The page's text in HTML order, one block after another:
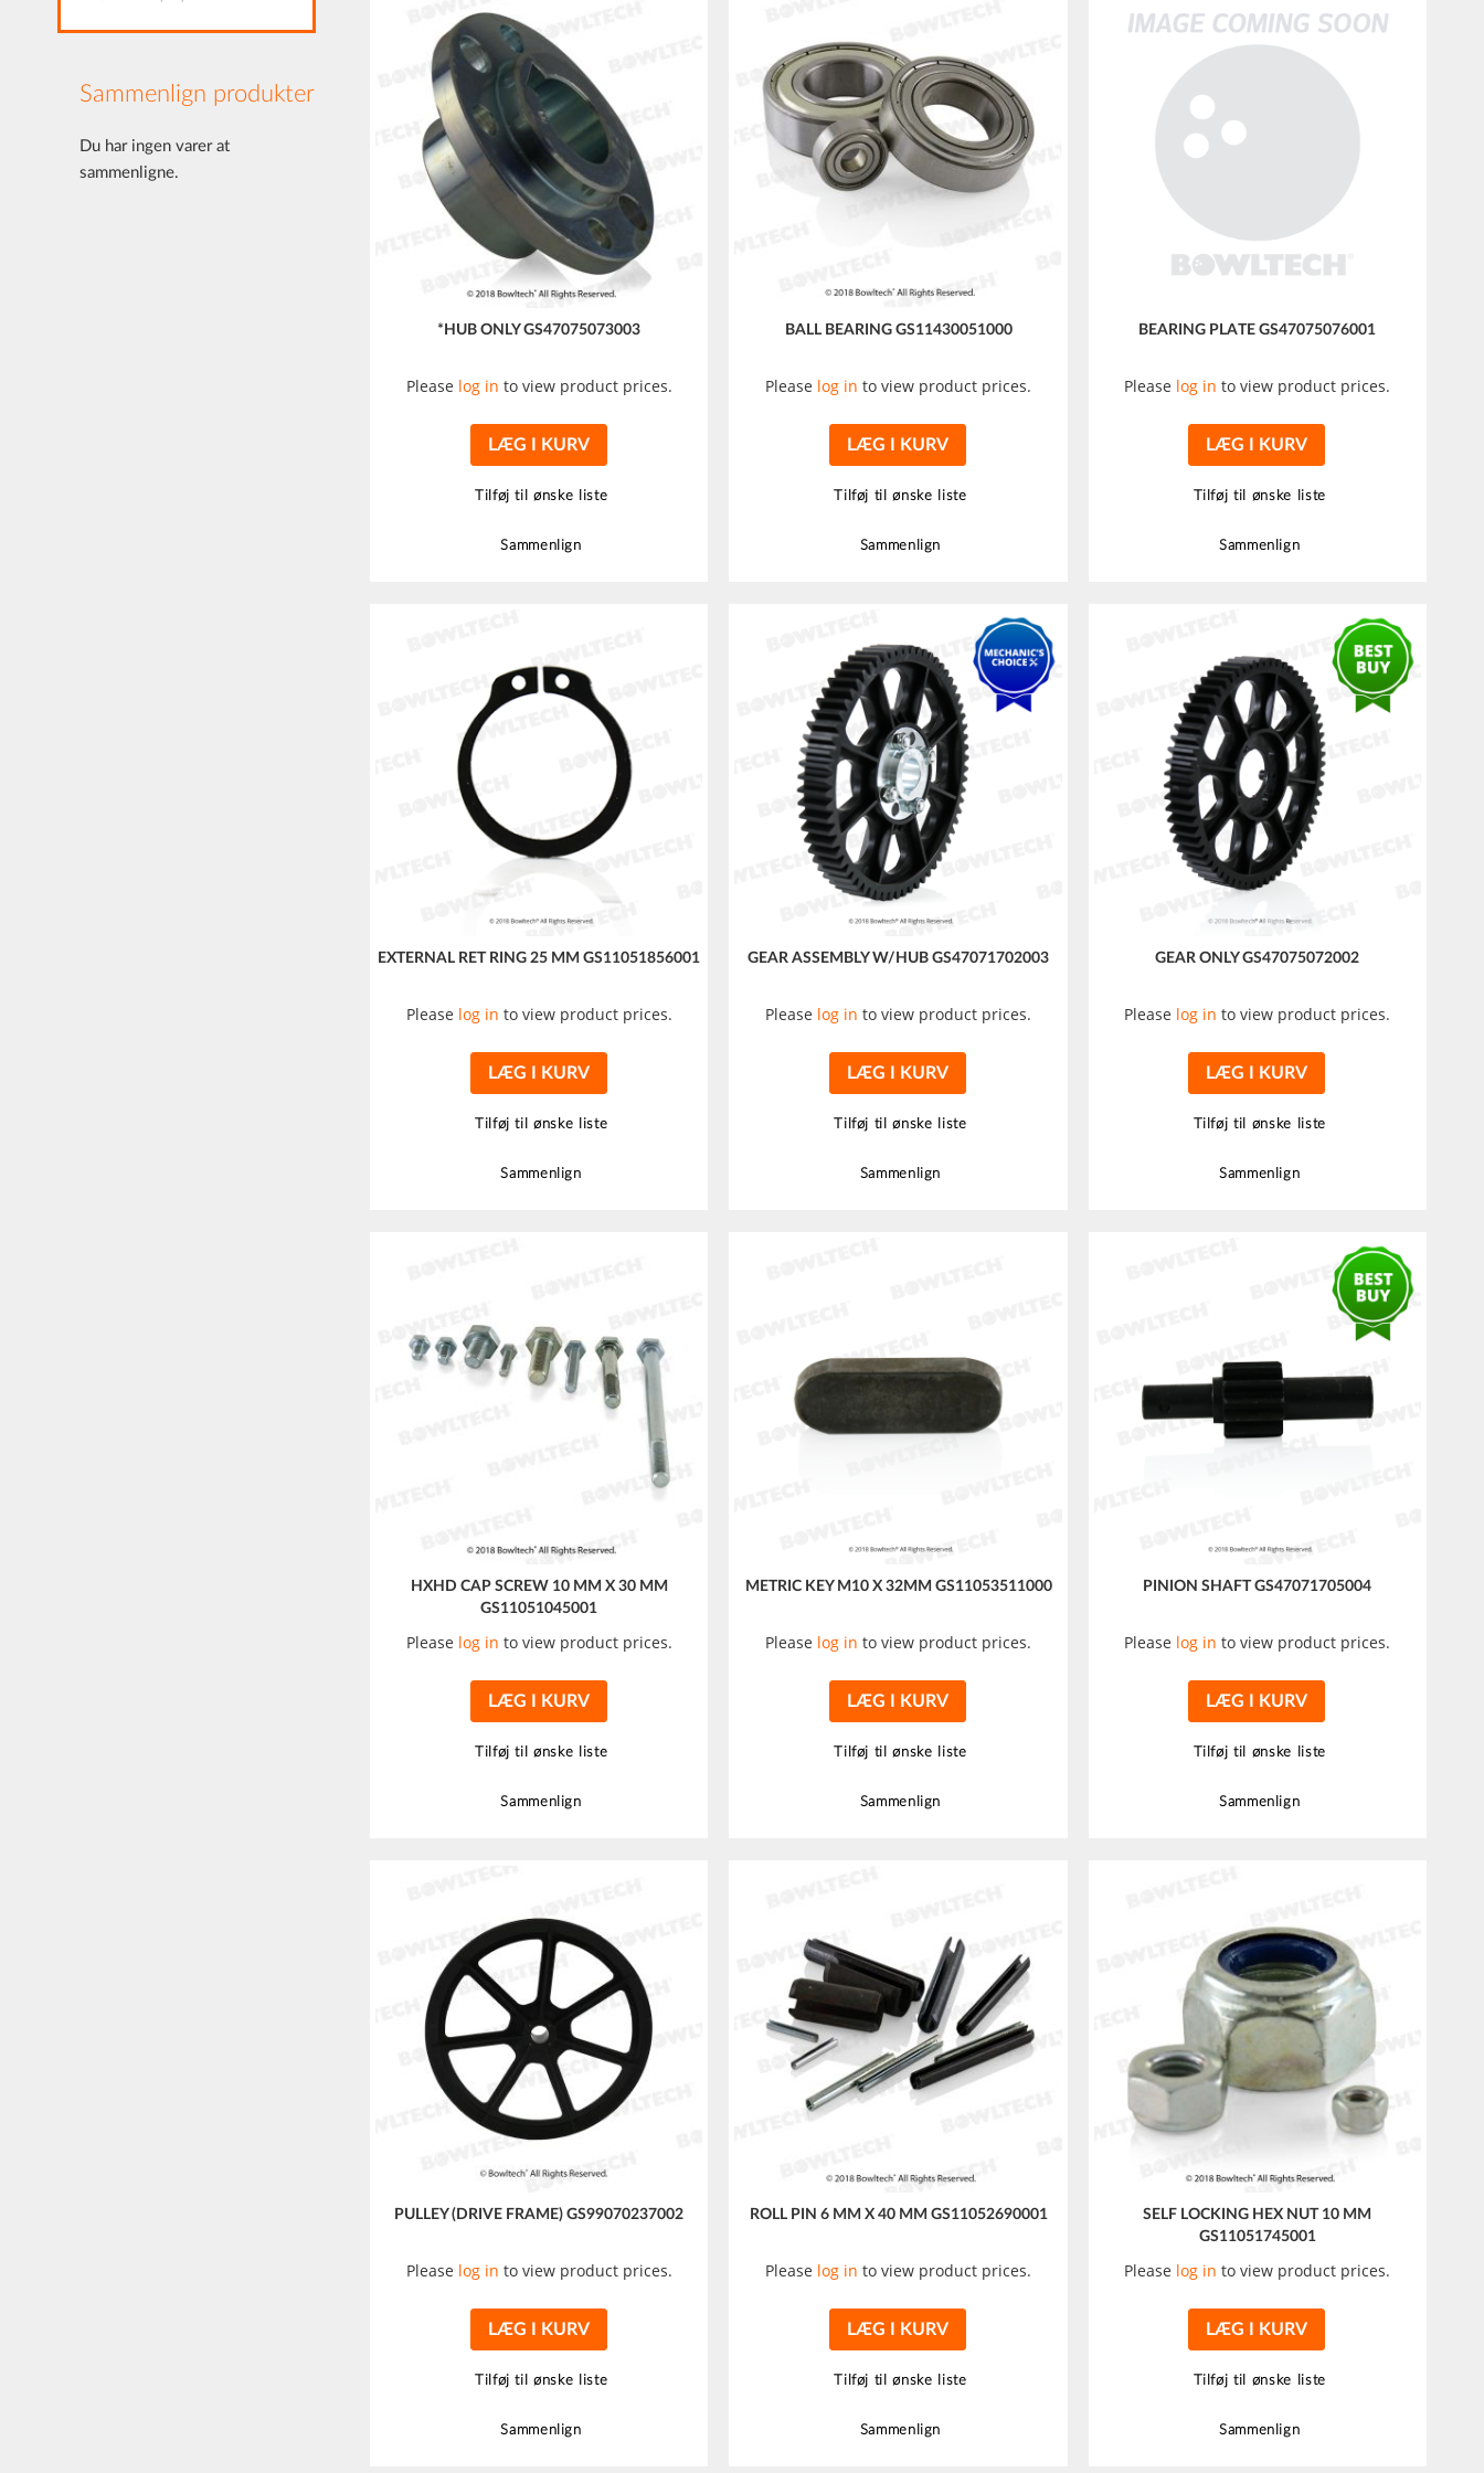
*HUB ONLY GS47075073003
Please log in to view product prices.
LÆG I KURV
Tilføj til ønske liste
Sammenlign
BALL BEARING GS11430051000
Please log in to view product prices.
LÆG I KURV
Tilføj til ønske liste
Sammenlign
BEARING PLATE GS47075076001
Please log in to view product prices.
LÆG I KURV
Tilføj til ønske liste
Sammenlign
EXTERNAL RET RING 25 MM GS11051856001
Please log in to view product prices.
LÆG I KURV
Tilføj til ønske liste
Sammenlign
GEAR ASSEMBLY W/HUB GS47071702003
Please log in to view product prices.
LÆG I KURV
Tilføj til ønske liste
Sammenlign
GEAR ONLY GS47075072002
Please log in to view product prices.
LÆG I KURV
Tilføj til ønske liste
Sammenlign
HXHD CAP SCREW 10 MM X 30 MM
GS11051045001
Please log in to view product prices.
LÆG I KURV
Tilføj til ønske liste
Sammenlign
METRIC KEY M10 X 32MM GS11053511000
Please log in to view product prices.
LÆG I KURV
Tilføj til ønske liste
Sammenlign
PINION SHAFT GS47071705004
Please log in to view product prices.
LÆG I KURV
Tilføj til ønske liste
Sammenlign
PULLEY (DRIVE FRAME) GS99070237002
Please log in to view product prices.
LÆG I KURV
Tilføj til ønske liste
Sammenlign
ROLL PIN 6 MM X 40 MM GS11052690001
Please log in to view product prices.
LÆG I KURV
Tilføj til ønske liste
Sammenlign
SELF LOCKING HEX NUT 10 MM
GS11051745001
Please log in to view product prices.
LÆG I KURV
Tilføj til ønske liste
Sammenlign
Sammenlign produkter
Du har ingen varer at
sammenligne.